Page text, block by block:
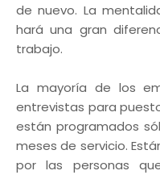
de nuevo. La
hará una gran
trabajo.
La mayoría de los
entrevistas para
están programados
meses de servicio.
por las personas